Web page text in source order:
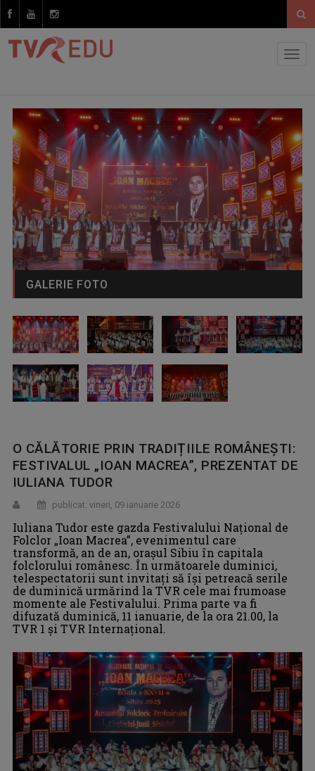
GALERIE FOTO
O CĂLĂTORIE PRIN TRADIȚIILE ROMÂNEȘTI:
FESTIVALUL „IOAN MACREA”, PREZENTAT DE
IULIANA TUDOR
publicat: vineri, 09 ianuarie 2026
Iuliana Tudor este gazda Festivalului Național de
Folclor „Ioan Macrea”, evenimentul care
transformă, an de an, orașul Sibiu în capitala
folclorului românesc. În următoarele duminici,
telespectatorii sunt invitați să își petreacă serile
de duminică urmărind la TVR cele mai frumoase
momente ale Festivalului. Prima parte va fi
difuzată duminică, 11 ianuarie, de la ora 21.00, la
TVR 1 şi TVR Internaţional.